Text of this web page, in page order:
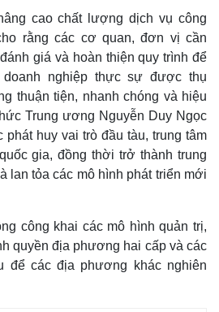
Phân tích
cao chất lượng dịch vụ công
rằng các cơ quan, đơn vị cần
giá và hoàn thiện quy trình để
nghiệp thực sự được thụ
thuận tiện, nhanh chóng và hiệu
Trung ương Nguyễn Duy Ngọc
huy vai trò đầu tàu, trung tâm
gia, đồng thời trở thành trung
lan tỏa các mô hình phát triển mới
công khai các mô hình quản trị,
quyền địa phương hai cấp và các
để các địa phương khác nghiên